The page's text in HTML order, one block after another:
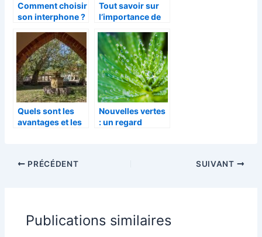
Comment choisir
son interphone ?
Tout savoir sur
l’importance de
dans une maison
Quels sont les
avantages et les
Nouvelles vertes
: un regard
PRÉCÉDENT SUIVANT
Publications similaires